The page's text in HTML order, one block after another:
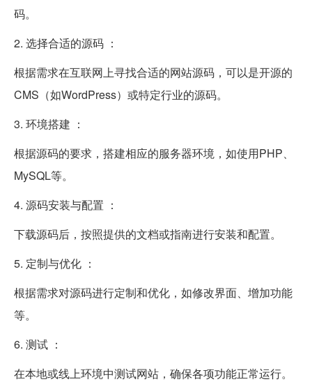
码。
2. 选择合适的源码 ：
根据需求在互联网上寻找合适的网站源码，可以是开源的
CMS（如WordPress）或特定行业的源码。
3. 环境搭建 ：
根据源码的要求，搭建相应的服务器环境，如使用PHP、
MySQL等。
4. 源码安装与配置 ：
下载源码后，按照提供的文档或指南进行安装和配置。
5. 定制与优化 ：
根据需求对源码进行定制和优化，如修改界面、增加功能
等。
6. 测试 ：
在本地或线上环境中测试网站，确保各项功能正常运行。